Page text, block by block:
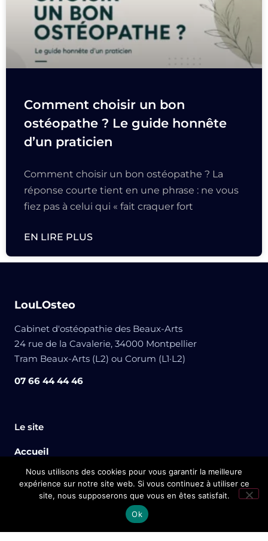
Comment choisir un bon
ostéopathe ? Le guide honnête
d’un praticien
Comment choisir un bon ostéopathe ? La
réponse courte tient en une phrase : ne vous
fiez pas à celui qui « fait craquer fort
EN LIRE PLUS
LouLOsteo
Cabinet d'ostéopathie des Beaux-Arts
24 rue de la Cavalerie, 34000 Montpellier
Tram Beaux-Arts (L2) ou Corum (L1·L2)
07 66 44 44 46
Le site
Accueil
Mes services
Qui suis-je ?
Prendre rendez-vous
Nous utilisons des cookies pour vous garantir la meilleure
expérience sur notre site web. Si vous continuez à utiliser ce
site, nous supposerons que vous en êtes satisfait.
Ok